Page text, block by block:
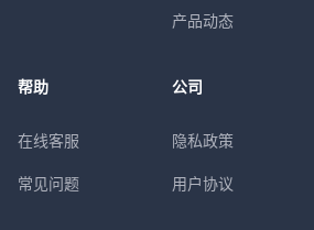
产品动态
帮助
在线客服
常见问题
公司
隐私政策
用户协议